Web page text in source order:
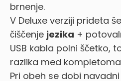
brnenje.
V Deluxe verziji prideta
čiščenje jezika +
USB kabla polni ščetko,
razlika med
Pri obeh se dobi